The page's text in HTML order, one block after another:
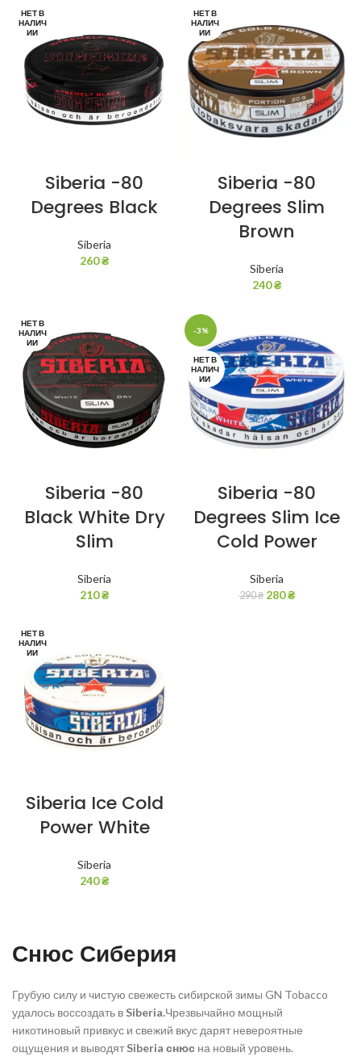
НЕТ В
НАЛИЧ
ИИ
Siberia -80
Degrees Black
Siberia
260₴
НЕТ В
НАЛИЧ
ИИ
Siberia -80
Degrees Slim
Brown
Siberia
240₴
НЕТ В
НАЛИЧ
ИИ
Siberia -80
Black White Dry
Slim
Siberia
210₴
-3%
НЕТ В
НАЛИЧ
ИИ
Siberia -80
Degrees Slim Ice
Cold Power
Siberia
290₴ 280₴
НЕТ В
НАЛИЧ
ИИ
Siberia Ice Cold
Power White
Siberia
240₴
Снюс Сиберия
Грубую силу и чистую свежесть сибирской зимы GN Tobacco
удалось воссоздать в Siberia.Чрезвычайно мощный
никотиновый привкус и свежий вкус дарят невероятные
ощущения и выводят Siberia снюс на новый уровень.